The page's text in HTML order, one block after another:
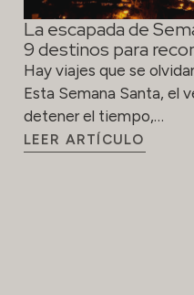
La escapada de
9 destinos para
Hay viajes que se
Esta Semana Santa, el
detener el tiempo,…
LEER ARTÍCULO